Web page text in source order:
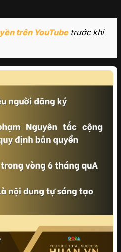
trên YouTubetrước khi